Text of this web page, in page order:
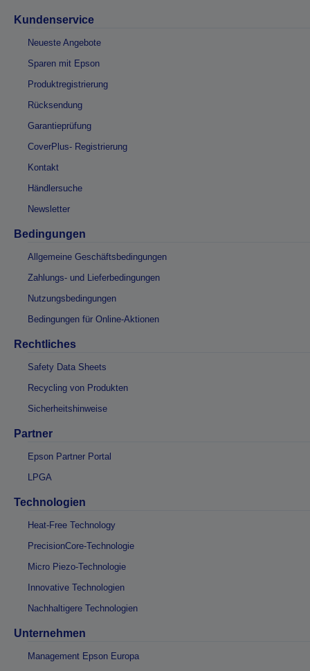
Kundenservice
Neueste Angebote
Sparen mit Epson
Produktregistrierung
Rücksendung
Garantieprüfung
CoverPlus- Registrierung
Kontakt
Händlersuche
Newsletter
Bedingungen
Allgemeine Geschäftsbedingungen
Zahlungs- und Lieferbedingungen
Nutzungsbedingungen
Bedingungen für Online-Aktionen
Rechtliches
Safety Data Sheets
Recycling von Produkten
Sicherheitshinweise
Partner
Epson Partner Portal
LPGA
Technologien
Heat-Free Technology
PrecisionCore-Technologie
Micro Piezo-Technologie
Innovative Technologien
Nachhaltigere Technologien
Unternehmen
Management Epson Europa